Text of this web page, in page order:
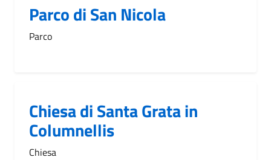
Parco di San Nicola
Parco
Chiesa di Santa Grata in
Columnellis
Chiesa